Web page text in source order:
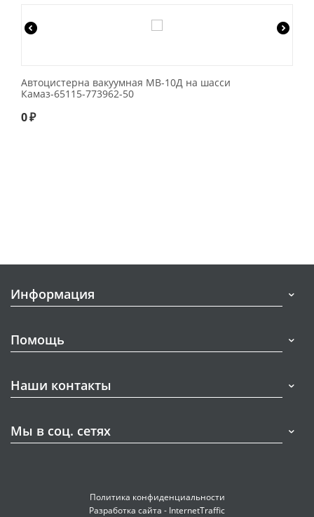
Автоцистерна вакуумная МВ-10Д на шасси
Камаз-65115-773962-50
0₽
Информация
Помощь
Наши контакты
Мы в соц. сетях
Политика конфиденциальности
Разработка сайта - InternetTraffic